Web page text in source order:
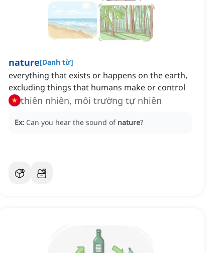
nature[Danh từ]
everything that exists or happens on the earth,
excluding things that humans make or control
thiên nhiên, môi trường tự nhiên
Ex: Can you hear the sound of nature?